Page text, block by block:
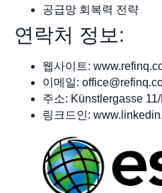
공급망 회복력 전략
연락처 정보:
웹사이트:
이메일:
주소: Künstlergasse
링크드인: